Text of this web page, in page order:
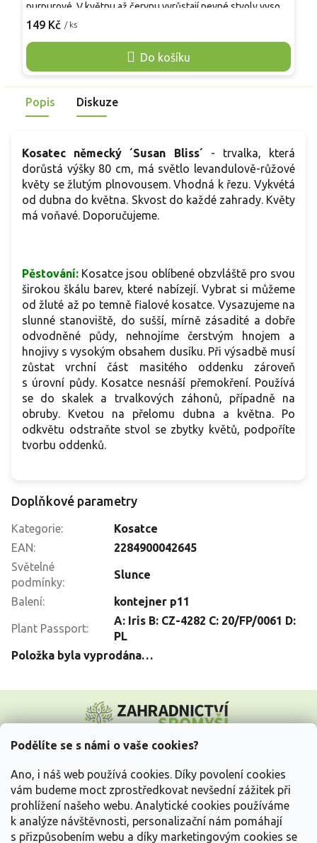
Podělíte se s námi o vaše cookies?
Ano, i náš web používá cookies. Díky povolení cookies
vám budeme moct zprostředkovat nevšední zážitek při
prohlížení našeho webu. Analytické cookies používáme
k analýze návštěvnosti, personalizační nám pomáhají
s přizpůsobením webu a díky marketingovým cookies se
149 Kč / ks
Do košíku
purpurové. V květnu až červnu vyrůstají pevné stvoly vysoké
přibližně 80–100 cm, květy mívají 9–11 cm a výrazný žlutý
zapojí prostor bez náročné údržby. Kultivar se hodí k řezu,
do venkovských i formálních kompozic a dobře kontrastuje s
Popis Diskuze
Kosatec německý ´Susan Bliss´ - trvalka, která
dorůstá výšky 80 cm, má světlo levandulově-růžové
květy se žlutým plnovousem. Vhodná k řezu. Vykvétá
od dubna do května. Skvost do každé zahrady. Květy
má voňavé. Doporučujeme.
Pěstování: Kosatce jsou oblíbené obzvláště pro svou
širokou škálu barev, které nabízejí. Vybrat si můžeme
od žluté až po temně fialové kosatce. Vysazujeme na
slunné stanoviště, do sušší, mírně zásadité a dobře
odvodněné půdy, nehnojíme čerstvým hnojem a
hnojivy s vysokým obsahem dusíku. Při výsadbě musí
zůstat vrchní část masitého oddenku zároveň
s úrovní půdy. Kosatce nesnáší přemokření. Používá
se do skalek a trvalkových záhonů, případně na
obruby. Kvetou na přelomu dubna a května. Po
odkvětu odstraňte stvol se zbytky květů, podpoříte
tvorbu oddenků.
Doplňkové parametry
Kategorie:
Kosatce
EAN:
2284900042645
Světelné
podmínky:
Slunce
Balení: kontejner p11
Plant Passport:
A: Iris B: CZ-4282 C: 20/FP/0061 D:
PL
Položka byla vyprodána…
p
Vše o nákupu
Informace pro Vás